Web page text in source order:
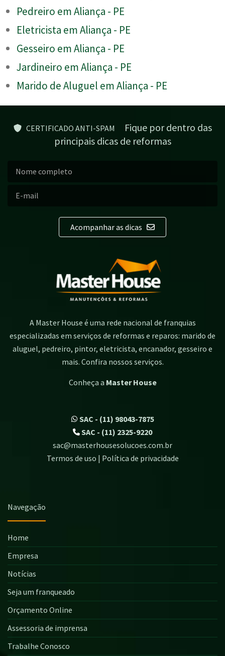
Pedreiro em Aliança - PE
Eletricista em Aliança - PE
Gesseiro em Aliança - PE
Jardineiro em Aliança - PE
Marido de Aluguel em Aliança - PE
CERTIFICADO ANTI-SPAM
Fique por dentro das
principais dicas de reformas
Acompanhar as dicas
A Master House é uma rede nacional de franquias
especializadas em serviços de reformas e reparos: marido de
aluguel, pedreiro, pintor, eletricista, encanador, gesseiro e
mais. Confira nossos serviços.
Conheça a Master House
SAC - (11) 98043-7875
SAC - (11) 2325-9220
sac@masterhousesolucoes.com.br
Termos de uso | Política de privacidade
Navegação
Home
Empresa
Notícias
Seja um franqueado
Orçamento Online
Assessoria de imprensa
Trabalhe Conosco